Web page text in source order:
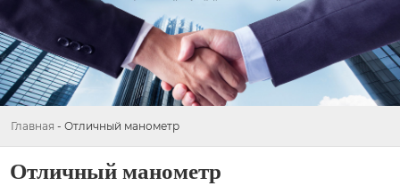
Главная - Отличный манометр
Отличный манометр